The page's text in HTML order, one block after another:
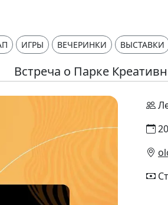
ИГРЫ ВЕЧЕРИНКИ ВЫСТАВКИ
Встреча о Парке